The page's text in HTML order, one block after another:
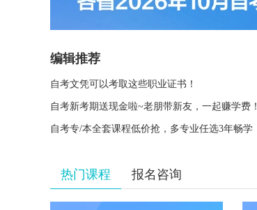
编辑推荐
自考文凭可以考取这些职业证书！
自考新考期送现金啦~老朋带新友，一起赚学费！
自考专/本全套课程低价抢，多专业任选3年畅学
热门课程 报名咨询